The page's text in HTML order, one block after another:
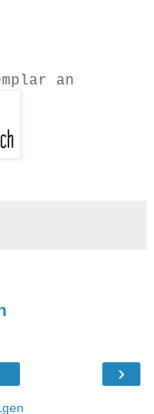
an
›